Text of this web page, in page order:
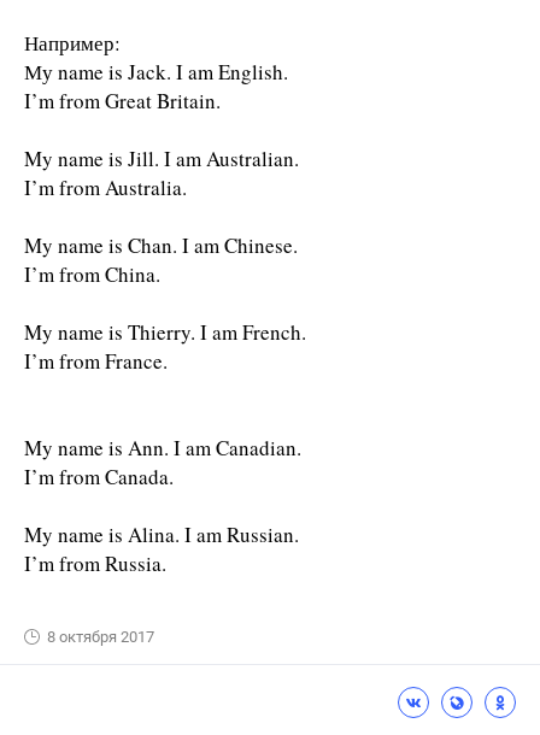
Например:
Му name is Jack. I am English.
I’m from Great Britain.
My name is Jill. I am Australian.
I’m from Australia.
My name is Chan. I am Chinese.
I’m from China.
My name is Thierry. I am French.
I’m from France.
My name is Ann. I am Canadian.
I’m from Canada.
My name is Alina. I am Russian.
I’m from Russia.
8 октября 2017